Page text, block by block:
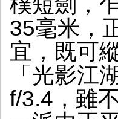
35毫米，
宜，既可
「光影江
f/3.4，雖